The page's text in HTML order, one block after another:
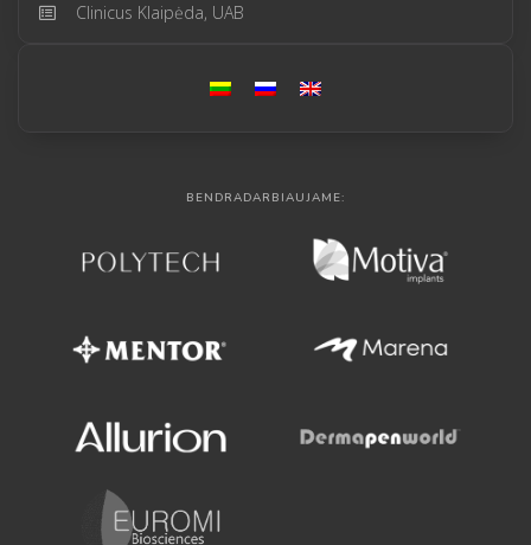
Clinicus Klaipėda, UAB
BENDRADARBIAUJAME: